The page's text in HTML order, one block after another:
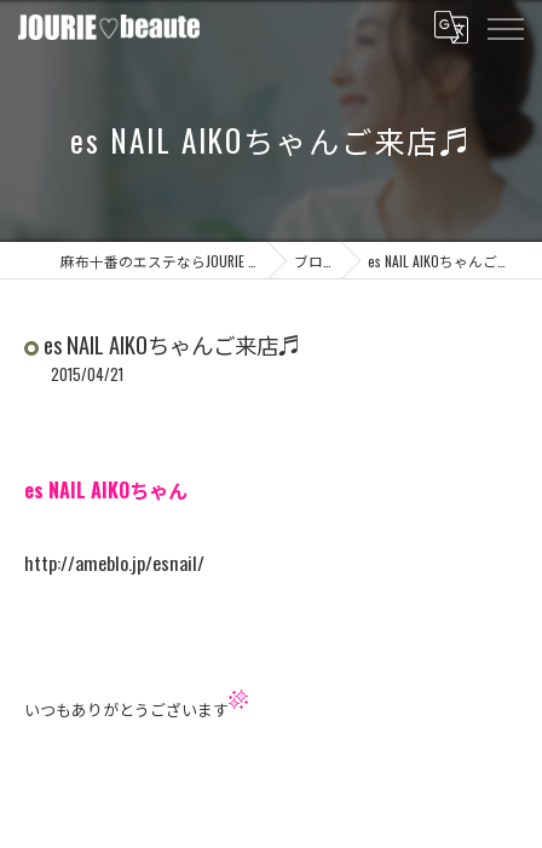
es NAIL AIKOちゃんご来店♬
ブログ es NAIL AIKOちゃんご来店♬
es NAIL AIKOちゃんご来店♬
2015/04/21
es NAIL AIKOちゃん
http://ameblo.jp/esnail/
いつもありがとうございます